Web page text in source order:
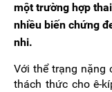
một trường hợp
nhiều biến chứng
nhi.
Với thể trạng nặng
thách thức cho ê-